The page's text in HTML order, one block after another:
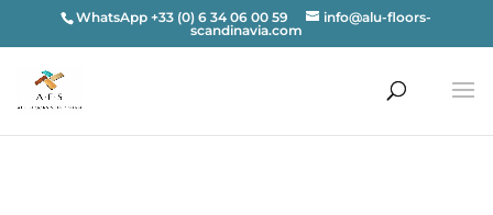
WhatsApp +33 (0) 6 34 06 00 59
info@alu-floors-
scandinavia.com